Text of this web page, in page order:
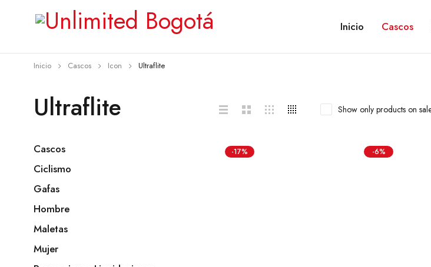
Inicio Cascos
Ultraflite
Inicio Cascos Icon Ultraflite
Cascos
Ciclismo
Gafas
Hombre
Maletas
Mujer
Show only products on
-17% -6%